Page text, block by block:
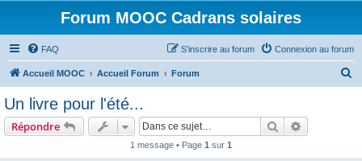
Forum MOOC Cadrans solaires
FAQ Connexion au forum
S’inscrire au forum
Accueil MOOC Accueil Forum Forum
Un livre pour l'été...
Répondre Rechercher
1 message • Page 1 sur 1